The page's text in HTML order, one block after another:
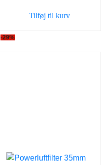
125,00 kr..
Tilføj til kurv
-29%